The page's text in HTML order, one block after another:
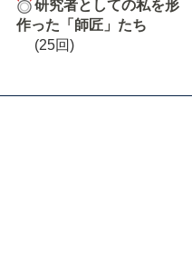
研究者としての私を形
作った「師匠」たち
(25回)